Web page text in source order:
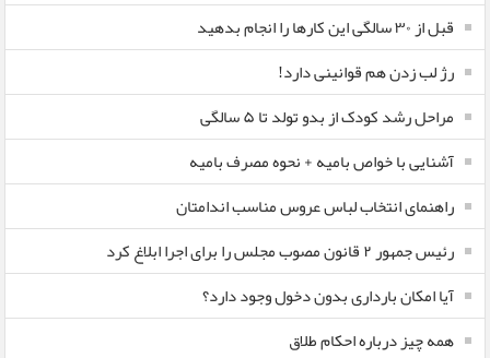
قبل از ۳۰ سالگی این کارها را انجام بدهید
رژ لب زدن هم قوانینی دارد!
مراحل رشد کودک از بدو تولد تا ۵ سالگی
آشنایی با خواص بامیه + نحوه مصرف بامیه
راهنمای انتخاب لباس عروس مناسب اندامتان
رئیس جمهور ۲ قانون مصوب مجلس را برای اجرا ابلاغ کرد
آیا امکان بارداری بدون دخول وجود دارد؟
همه چیز درباره احکام طلاق